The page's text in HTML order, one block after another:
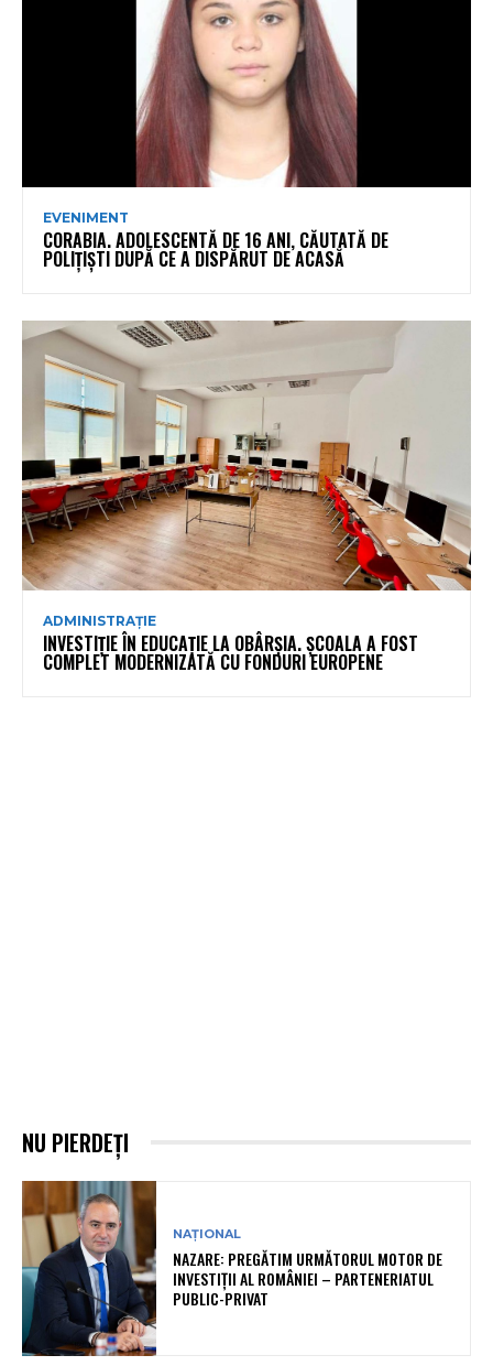
EVENIMENT
CORABIA. ADOLESCENTĂ DE 16 ANI, CĂUTATĂ DE
POLIȚIȘTI DUPĂ CE A DISPĂRUT DE ACASĂ
ADMINISTRAȚIE
INVESTIȚIE ÎN EDUCAȚIE LA OBÂRȘIA. ȘCOALA A FOST
COMPLET MODERNIZATĂ CU FONDURI EUROPENE
NU PIERDEȚI
NAȚIONAL
NAZARE: PREGĂTIM URMĂTORUL MOTOR DE
INVESTIȚII AL ROMÂNIEI – PARTENERIATUL
PUBLIC-PRIVAT